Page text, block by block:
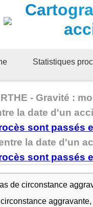
Statistiques
- Gravité :
la date d'un
la date d'un
de circonstance